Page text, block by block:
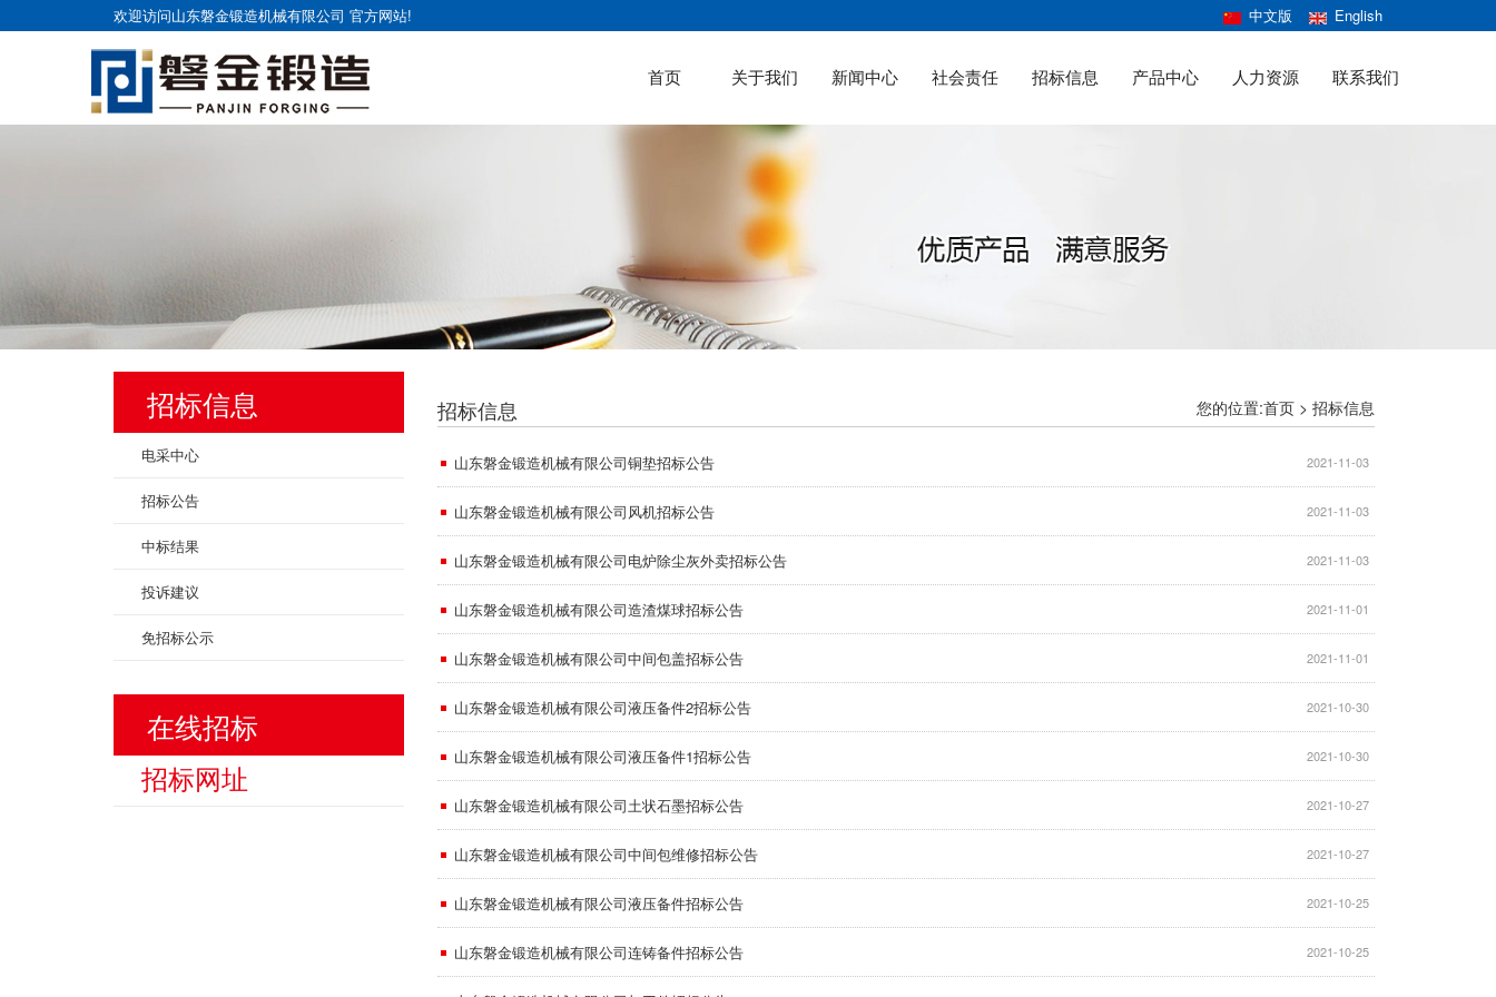
欢迎访问山东磐金锻造机械有限公司 官方网站! 中文版 English
首页 关于我们 新闻中心 社会责任 招标信息 产品中心 人力资源 联系我们
您的位置:首页 > 招标信息
招标信息
2021-11-03
山东磐金锻造机械有限公司铜垫招标公告
2021-11-03
山东磐金锻造机械有限公司风机招标公告
2021-11-03
山东磐金锻造机械有限公司电炉除尘灰外卖招标公告
2021-11-01
山东磐金锻造机械有限公司造渣煤球招标公告
2021-11-01
山东磐金锻造机械有限公司中间包盖招标公告
2021-10-30
山东磐金锻造机械有限公司液压备件2招标公告
2021-10-30
山东磐金锻造机械有限公司液压备件1招标公告
2021-10-27
山东磐金锻造机械有限公司土状石墨招标公告
2021-10-27
山东磐金锻造机械有限公司中间包维修招标公告
2021-10-25
山东磐金锻造机械有限公司液压备件招标公告
2021-10-25
山东磐金锻造机械有限公司连铸备件招标公告
招标信息
电采中心
招标公告
中标结果
投诉建议
免招标公示
在线招标